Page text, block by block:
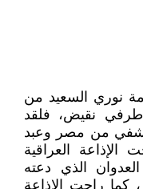
نوري السعيد من
طرفي نقيض، فلقد
من مصر وعبد
العراقية
الذي دعته
كما راحت الإذاعة